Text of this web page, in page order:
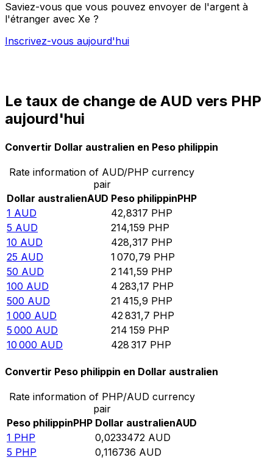
Saviez-vous que vous pouvez envoyer de l'argent à
l'étranger avec Xe ?
Inscrivez-vous aujourd'hui
Le taux de change de AUD vers PHP
aujourd'hui
Convertir Dollar australien en Peso philippin
Rate information of AUD/PHP currency
pair
Dollar australienAUD Peso philippinPHP
1 AUD 42,8317 PHP
5 AUD 214,159 PHP
10 AUD 428,317 PHP
25 AUD 1 070,79 PHP
50 AUD 2 141,59 PHP
100 AUD 4 283,17 PHP
500 AUD 21 415,9 PHP
1 000 AUD 42 831,7 PHP
5 000 AUD 214 159 PHP
10 000 AUD 428 317 PHP
Convertir Peso philippin en Dollar australien
Rate information of PHP/AUD currency
pair
Peso philippinPHP Dollar australienAUD
1 PHP 0,0233472 AUD
5 PHP 0,116736 AUD